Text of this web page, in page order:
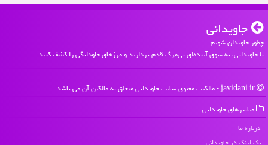
جاویدانی
چطور جاویدان شویم
با جاویدانی، به سوی آینده‌ای بی‌مرگ قدم بردارید و مرزهای جاودانگی را کشف کنید
میانبرهای جاویدانی
درباره ما